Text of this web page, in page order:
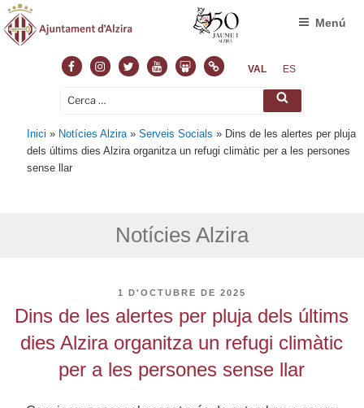
FacebookInstagram
TwitterYoutubeSlideshare
NormasVAL ES
Cerca: Cerca
Menú
Inici » Notícies Alzira »Serveis Socials » Dins de les alertes per pluja
dels últims dies Alzira organitza un refugi climàtic per a les persones
sense llar
Notícies Alzira
PUBLICAT
1 D'OCTUBRE DE 2025
Dins de les alertes per pluja dels últims
dies Alzira organitza un refugi climàtic
per a les persones sense llar